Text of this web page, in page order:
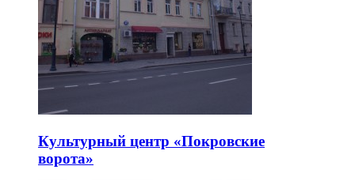
Культурный центр «Покровские
ворота»